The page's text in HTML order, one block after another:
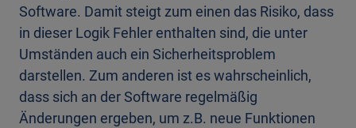
Software. Damit steigt zum einen das Risiko, dass
in dieser Logik Fehler enthalten sind, die unter
Umständen auch ein Sicherheitsproblem
darstellen. Zum anderen ist es wahrscheinlich,
dass sich an der Software regelmäßig
Änderungen ergeben, um z.B. neue Funktionen